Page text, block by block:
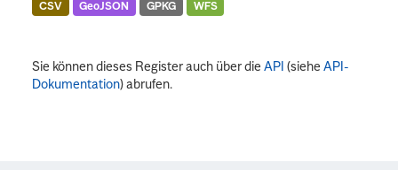
CSV GeoJSON GPKG WFS
Sie können dieses Register auch über dieAPI (sieheAPI-
Dokumentation) abrufen.